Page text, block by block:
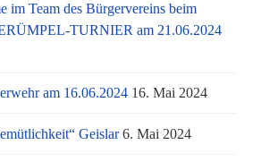
im Team des Bürgervereins beim
TURNIER am 21.06.2024
am 16.06.2024 16. Mai 2024
Geislar 6. Mai 2024